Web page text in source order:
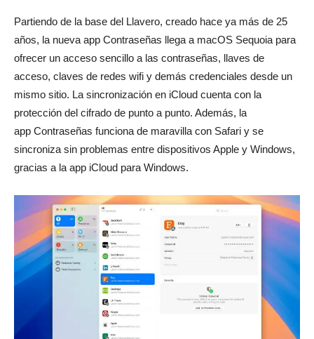
Partiendo de la base del Llavero, creado hace ya más de 25
años, la nueva app Contraseñas llega a macOS Sequoia para
ofrecer un acceso sencillo a las contraseñas, llaves de
acceso, claves de redes wifi y demás credenciales desde un
mismo sitio. La sincronización en iCloud cuenta con la
protección del cifrado de punto a punto. Además, la
app Contraseñas funciona de maravilla con Safari y se
sincroniza sin problemas entre dispositivos Apple y Windows,
gracias a la app iCloud para Windows.